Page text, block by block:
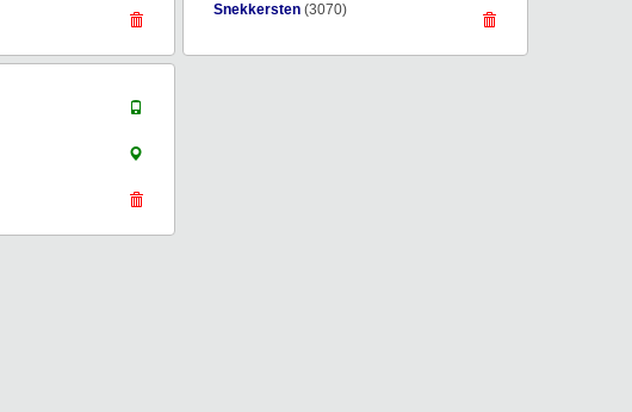
Snekkersten (3070)